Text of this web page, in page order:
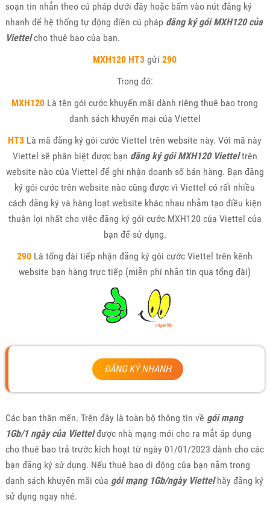
soạn tin nhắn theo cú pháp dưới đây hoặc bấm vào nút đăng ký
nhanh để hệ thống tự động điền cú pháp đăng ký gói MXH120 của
Viettelcho thuê bao của bạn.
MXH120 HT3 gửi 290
Trong đó:
MXH120 Là tên gói cước khuyến mãi dành riêng thuê bao trong
danh sách khuyến mại của Viettel
HT3 Là mã đăng ký gói cước Viettel trên website này. Với mã này
Viettel sẽ phân biệt được bạn đăng ký gói MXH120 Vietteltrên
website nào của Viettel để ghi nhận doanh số bán hàng. Bạn đăng
ký gói cước trên website nào cũng được vì Viettel có rất nhiều
cách đăng ký và hàng loạt website khác nhau nhằm tạo điều kiện
thuận lợi nhất cho việc đăng ký gói cước MXH120 của Viettel của
bạn để sử dụng.
290 Là tổng đài tiếp nhận đăng ký gói cước Viettel trên kênh
website bạn hàng trực tiếp (miễn phí nhắn tin qua tổng đài)
ĐĂNG KÝ NHANH
Các bạn thân mến. Trên đây là toàn bộ thông tin về gói mạng
1Gb/1 ngày của Viettelđược nhà mạng mới cho ra mắt áp dụng
cho thuê bao trả trước kích hoạt từ ngày 01/01/2023 dành cho các
bạn đăng ký sử dụng. Nếu thuê bao di động của bạn nằm trong
danh sách khuyến mãi của gói mạng 1Gb/ngày Viettelhãy đăng ký
sử dụng ngay nhé.